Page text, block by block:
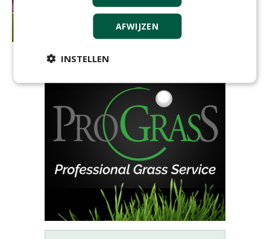
AFWIJZEN
INSTELLEN